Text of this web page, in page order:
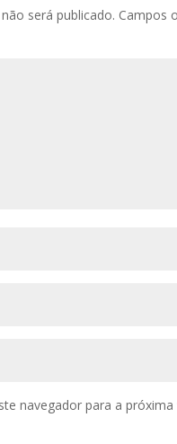
será publicado. Campos
navegador para a